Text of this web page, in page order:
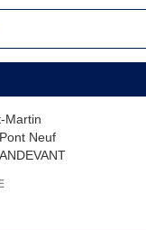
Martin
Neuf